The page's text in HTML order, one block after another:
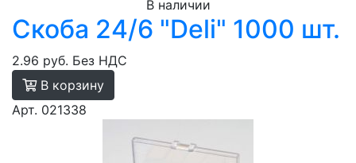
В наличии
Скоба 24/6 "Deli" 1000 шт.
2.96 руб. Без НДС
В корзину
Арт. 021338